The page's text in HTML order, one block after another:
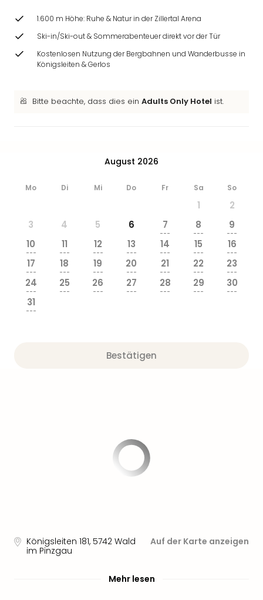
1.600 m Höhe: Ruhe & Natur in der Zillertal Arena
Ski-in/Ski-out & Sommerabenteuer direkt vor der Tür
Kostenlosen Nutzung der Bergbahnen und Wanderbusse in
Königsleiten & Gerlos
Bitte beachte, dass dies ein Adults Only Hotel ist.
August 2026
Mo Di Mi Do Fr Sa So
1
2
3
4 5 6 7
---
8
---
9
---
10
---
11
---
12
---
13
---
14
---
15
---
16
---
17
---
18
---
19
---
20
---
21
---
22
---
23
---
24
---
25
---
26
---
27
---
28
---
29
---
30
---
31
---
Bestätigen
Königsleiten 181, 5742 Wald
im Pinzgau
Auf der Karte anzeigen
Mehr lesen